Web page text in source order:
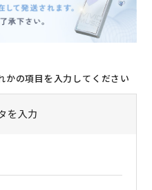
かの項目を入力してください
を入力